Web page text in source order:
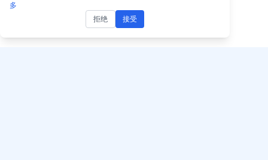
多
拒绝
接受